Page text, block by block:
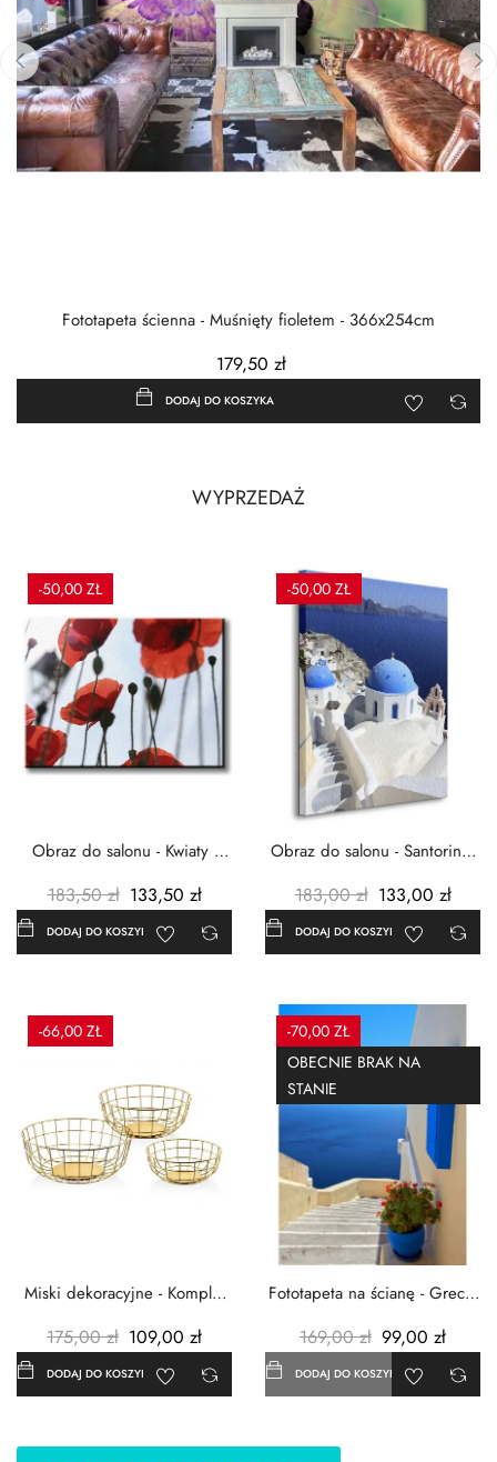
Fototapeta ścienna - Muśnięty fioletem - 366x254cm
179,50 zł
DODAJ DO KOSZYKA
‹ ›
WYPRZEDAŻ
-50,00 ZŁ
Obraz do salonu - Kwiaty -
183,50 zł 133,50 zł
DODAJ DO KOSZYKA
-50,00 ZŁ
Obraz do salonu - Santorini -
183,00 zł 133,00 zł
DODAJ DO KOSZYKA
-66,00 ZŁ
Miski dekoracyjne - Komplet
175,00 zł 109,00 zł
DODAJ DO KOSZYKA
-70,00 ZŁ
OBECNIE BRAK NA
STANIE
Fototapeta na ścianę - Grecja
169,00 zł 99,00 zł
DODAJ DO KOSZYKA